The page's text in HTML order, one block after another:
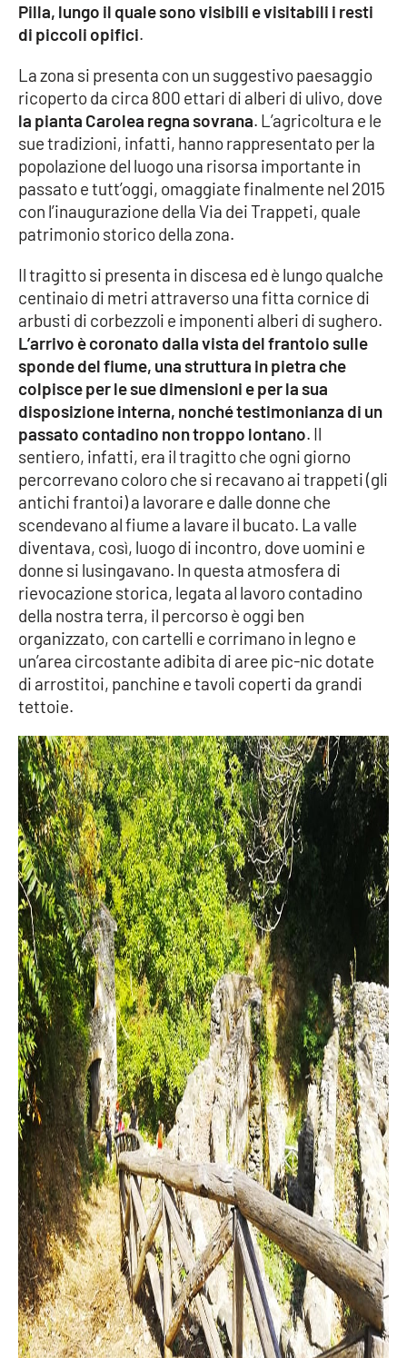
Pilla, lungo il quale sono visibili e visitabili i resti
di piccoli opifici.
La zona si presenta con un suggestivo paesaggio
ricoperto da circa 800 ettari di alberi di ulivo, dove
la pianta Carolea regna sovrana. L’agricoltura e le
sue tradizioni, infatti, hanno rappresentato per la
popolazione del luogo una risorsa importante in
passato e tutt’oggi, omaggiate finalmente nel 2015
con l’inaugurazione della Via dei Trappeti, quale
patrimonio storico della zona.
Il tragitto si presenta in discesa ed è lungo qualche
centinaio di metri attraverso una fitta cornice di
arbusti di corbezzoli e imponenti alberi di sughero.
L’arrivo è coronato dalla vista del frantoio sulle
sponde del fiume, una struttura in pietra che
colpisce per le sue dimensioni e per la sua
disposizione interna, nonché testimonianza di un
passato contadino non troppo lontano. Il
sentiero, infatti, era il tragitto che ogni giorno
percorrevano coloro che si recavano ai trappeti (gli
antichi frantoi) a lavorare e dalle donne che
scendevano al fiume a lavare il bucato. La valle
diventava, così, luogo di incontro, dove uomini e
donne si lusingavano. In questa atmosfera di
rievocazione storica, legata al lavoro contadino
della nostra terra, il percorso è oggi ben
organizzato, con cartelli e corrimano in legno e
un’area circostante adibita di aree pic-nic dotate
di arrostitoi, panchine e tavoli coperti da grandi
tettoie.